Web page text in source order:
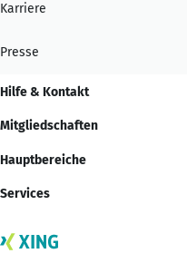
Karriere
Presse
Hilfe & Kontakt
Mitgliedschaften
Hauptbereiche
Services